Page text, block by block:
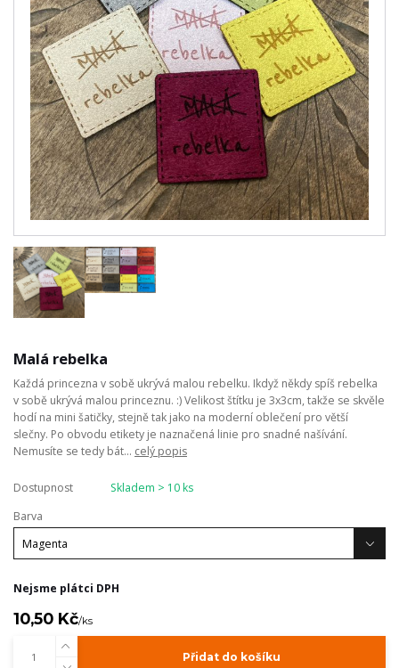
Malá rebelka
Každá princezna v sobě ukrývá malou rebelku. Ikdyž někdy spíš rebelka
v sobě ukrývá malou princeznu. :) Velikost štítku je 3x3cm, takže se skvěle
hodí na mini šatičky, stejně tak jako na moderní oblečení pro větší
slečny. Po obvodu etikety je naznačená linie pro snadné našívání.
Nemusíte se tedy bát... celý popis
Dostupnost
Skladem > 10 ks
Barva
Nejsme plátci DPH
10,50 Kč/ks
Přidat do košíku